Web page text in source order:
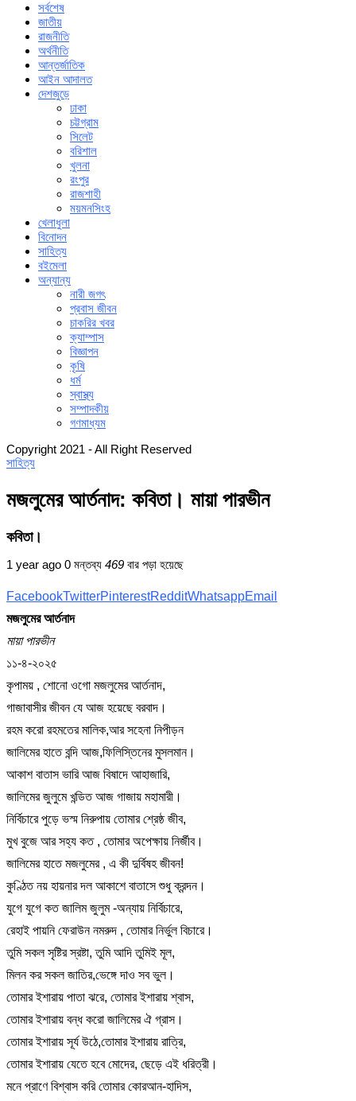
সর্বশেষ
জাতীয়
রাজনীতি
অর্থনীতি
আন্তর্জাতিক
আইন আদালত
দেশজুড়ে
ঢাকা
চট্টগ্রাম
সিলেট
বরিশাল
খুলনা
রংপুর
রাজশাহী
ময়মনসিংহ
খেলাধুলা
বিনোদন
সাহিত্য
বইমেলা
অন্যান্য
নারী জগৎ
প্রবাস জীবন
চাকরির খবর
ক্যাম্পাস
বিজ্ঞাপন
কৃষি
ধর্ম
স্বাস্থ্য
সম্পাদকীয়
গণমাধ্যম
Copyright 2021 - All Right Reserved
সাহিত্য
মজলুমের আর্তনাদ: কবিতা। মায়া পারভীন
কবিতা।
1 year ago 0 মন্তব্য 469 বার পড়া হয়েছে
FacebookTwitterPinterestRedditWhatsappEmail
মজলুমের আর্তনাদ
মায়া পারভীন
১১-৪-২০২৫
কৃপাময় , শোনো ওগো মজলুমের আর্তনাদ,
গাজাবাসীর জীবন যে আজ হয়েছে বরবাদ।
রহম করো রহমতের মালিক,আর সহেনা নিপীড়ন
জালিমের হাতে বন্দি আজ,ফিলিস্তিনের মুসলমান।
আকাশ বাতাস ভারি আজ বিষাদে আহাজারি,
জালিমের জুলুমে খন্ডিত আজ গাজায় মহামারী।
নির্বিচারে পুড়ে ভস্ম নিরুপায় তোমার শ্রেষ্ঠ জীব,
মুখ বুজে আর সহ্য কত , তোমার অপেক্ষায় নির্জীব।
জালিমের হাতে মজলুমের , এ কী দুর্বিষহ জীবন!
কুণ্ঠিত নয় হায়নার দল আকাশে বাতাসে শুধু ক্রন্দন।
যুগে যুগে কত জালিম জুলুম -অন্যায় নির্বিচারে,
রেহাই পায়নি ফেরাউন নমরুদ , তোমার নির্ভুল বিচারে।
তুমি সকল সৃষ্টির স্রষ্টা, তুমি আদি তুমিই মূল,
মিলন কর সকল জাতির,ভেঙ্গে দাও সব ভুল।
তোমার ইশারায় পাতা ঝরে, তোমার ইশারায় শ্বাস,
তোমার ইশারায় বন্ধ করো জালিমের ঐ গ্রাস।
তোমার ইশারায় সূর্য উঠে,তোমার ইশারায় রাত্রি,
তোমার ইশারায় যেতে হবে মোদের, ছেড়ে এই ধরিত্রী।
মনে প্রাণে বিশ্বাস করি তোমার কোরআন-হাদিস,